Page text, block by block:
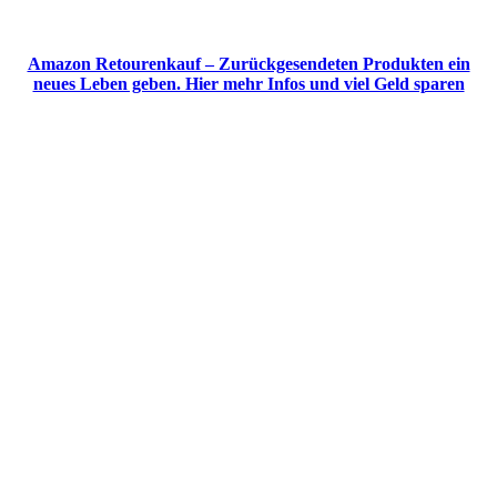
Amazon Retourenkauf – Zurückgesendeten Produkten ein
neues Leben geben. Hier mehr Infos und viel Geld sparen